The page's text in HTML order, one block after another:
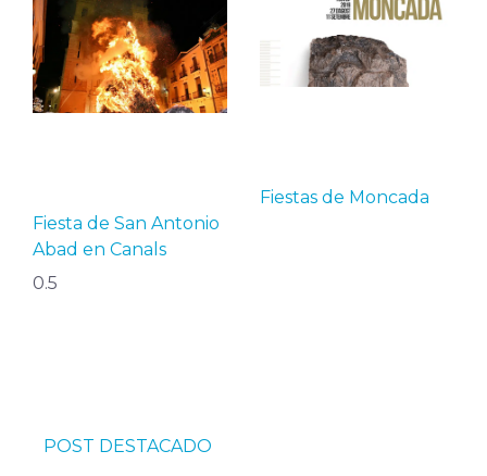
Fiesta de San Antonio
Abad en Canals
Fiestas de Moncada
POST DESTACADO